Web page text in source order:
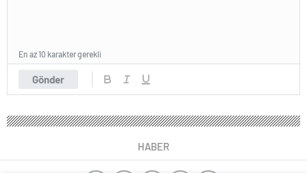
Gönder
En az 10 karakter gerekli
HABER